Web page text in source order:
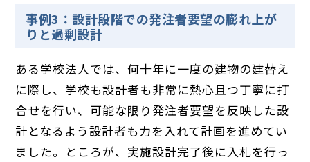
事例3：設計段階での発注者要望の膨れ上が
りと過剰設計
ある学校法人では、何十年に一度の建物の建替え
に際し、学校も設計者も非常に熱心且つ丁寧に打
合せを行い、可能な限り発注者要望を反映した設
計となるよう設計者も力を入れて計画を進めてい
ました。ところが、実施設計完了後に入札を行っ